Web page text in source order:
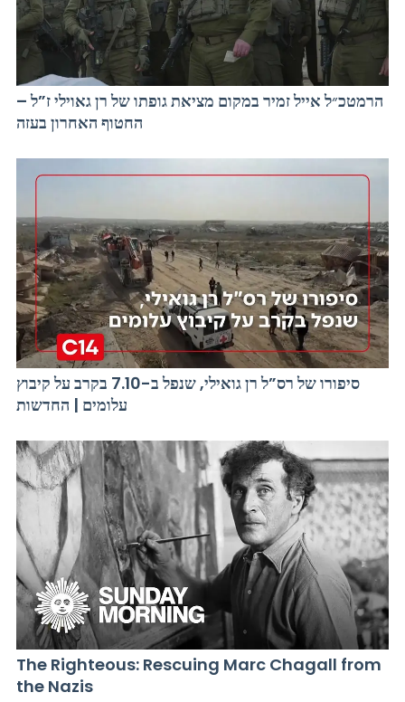
הרמטכ״ל אייל זמיר במקום מציאת גופתו של רן גאוילי ז”ל –
החטוף האחרון בעזה
סיפורו של רס”ל רן גואילי, שנפל ב-7.10 בקרב על קיבוץ
עלומים | החדשות
The Righteous: Rescuing Marc Chagall from
the Nazis